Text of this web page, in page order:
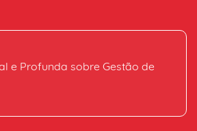
e Profunda sobre Gestão de